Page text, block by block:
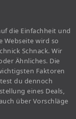
die Einfachheit und
Webseite wird so
Schnack. Wir
Ähnliches. Die
Faktoren
du dennoch
eines Deals,
über Vorschläge